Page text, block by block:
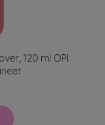
120 ml OPI